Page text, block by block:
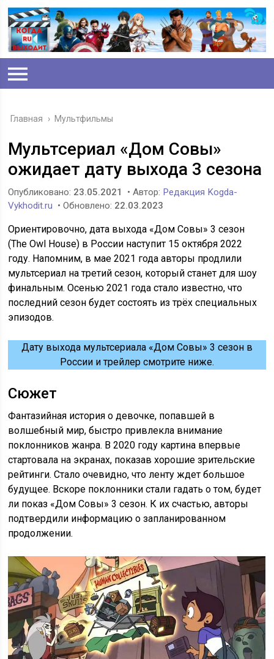
Главная › Мультфильмы
Мультсериал «Дом Совы»
ожидает дату выхода 3 сезона
Опубликовано: 23.05.2021 • Автор: Редакция Kogda-
Vykhodit.ru • Обновлено: 22.03.2023
Ориентировочно, дата выхода «Дом Совы» 3 сезон
(The Owl House) в России наступит 15 октября 2022
году. Напомним, в мае 2021 года авторы продлили
мультсериал на третий сезон, который станет для шоу
финальным. Осенью 2021 года стало известно, что
последний сезон будет состоять из трёх специальных
эпизодов.
Дату выхода мультсериала «Дом Совы» 3 сезон в
России и трейлер смотрите ниже.
Сюжет
Фантазийная история о девочке, попавшей в
волшебный мир, быстро привлекла внимание
поклонников жанра. В 2020 году картина впервые
стартовала на экранах, показав хорошие зрительские
рейтинги. Стало очевидно, что ленту ждет большое
будущее. Вскоре поклонники стали гадать о том, будет
ли показ «Дом Совы» 3 сезон. К их счастью, авторы
подтвердили информацию о запланированном
продолжении.